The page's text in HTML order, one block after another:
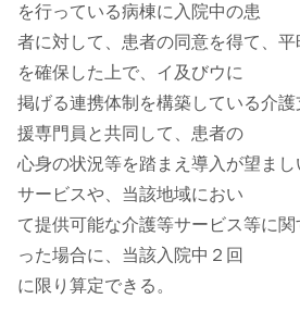
を行っている病棟に入院中の患
者に対して、患者の同意を得て、平
を確保した上で、イ及びウに
掲げる連携体制を構築している介
援専門員と共同して、患者の
心身の状況等を踏まえ導入が望ま
サービスや、当該地域におい
て提供可能な介護等サービス等に
った場合に、当該入院中２回
に限り算定できる。